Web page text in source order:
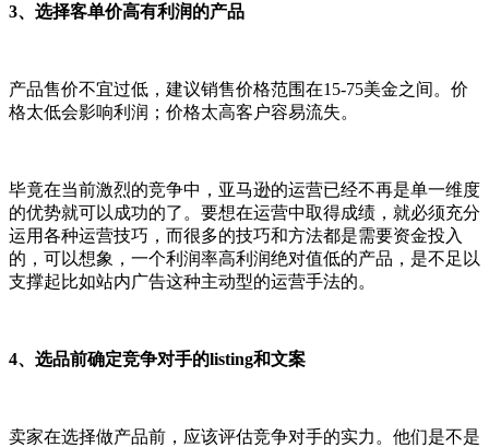
3、选择客单价高有利润的产品
产品售价不宜过低，建议销售价格范围在15-75美金之间。价
格太低会影响利润；价格太高客户容易流失。
毕竟在当前激烈的竞争中，亚马逊的运营已经不再是单一维度
的优势就可以成功的了。要想在运营中取得成绩，就必须充分
运用各种运营技巧，而很多的技巧和方法都是需要资金投入
的，可以想象，一个利润率高利润绝对值低的产品，是不足以
支撑起比如站内广告这种主动型的运营手法的。
4、选品前确定竞争对手的listing和文案
卖家在选择做产品前，应该评估竞争对手的实力。他们是不是